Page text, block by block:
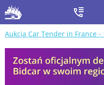
Aukcja Car Tender in France -